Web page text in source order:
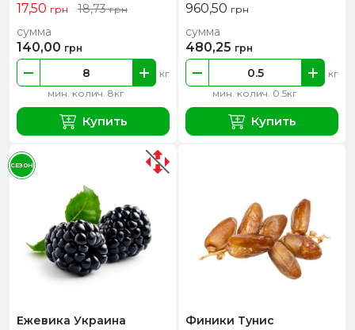
17,50 грн 18,73грн
мин. колич. 8кг
кг
сумма
140,00 грн
Купить
960,50 грн
мин. колич. 0.5кг
кг
сумма
480,25 грн
Купить
Ежевика Украина
СЕЗОН
Финики Тунис